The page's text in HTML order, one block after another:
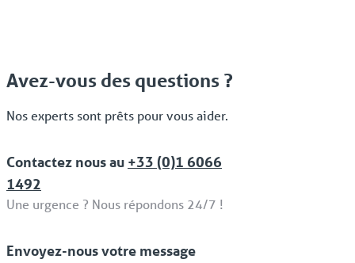
Avez-vous des questions ?
Nos experts sont prêts pour vous aider.
Contactez nous au +33 (0)1 6066
1492
Une urgence ? Nous répondons 24/7 !
Envoyez-nous votre message